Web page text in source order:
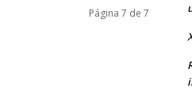
Página 7 de 7